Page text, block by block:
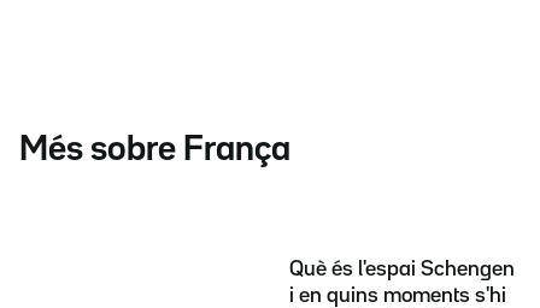
Més sobre França
Què és l'espai Schengen
i en quins moments s'hi